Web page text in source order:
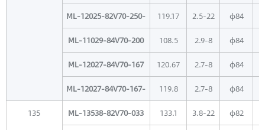
ML-12025-82V70-250-
CPCL
119.17 2.5-22 φ84
ML-11029-84V70-200 108.5 2.9-8 φ84
ML-12027-84V70-167 120.67 2.7-8 φ84
ML-12027-84V70-167-
CPCL
119.8 2.7-8 φ84
135 ML-13538-82V70-033 133.1 3.8-22 φ82